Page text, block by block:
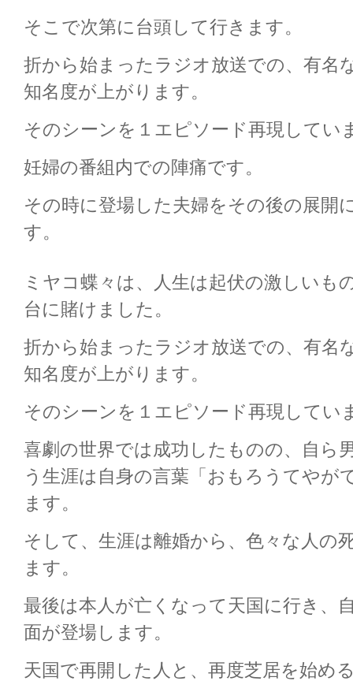
そこで次第に台頭して行きます。
折から始まったラジオ放送での、有名
知名度が上がります。
そのシーンを１エピソード再現してい
妊婦の番組内での陣痛です。
その時に登場した夫婦をその後の展開
す。
ミヤコ蝶々は、人生は起伏の激しいも
台に賭けました。
折から始まったラジオ放送での、有名
知名度が上がります。
そのシーンを１エピソード再現してい
喜劇の世界では成功したものの、自ら
う生涯は自身の言葉「おもろうてやが
ます。
そして、生涯は離婚から、色々な人の
ます。
最後は本人が亡くなって天国に行き、
面が登場します。
天国で再開した人と、再度芝居を始め